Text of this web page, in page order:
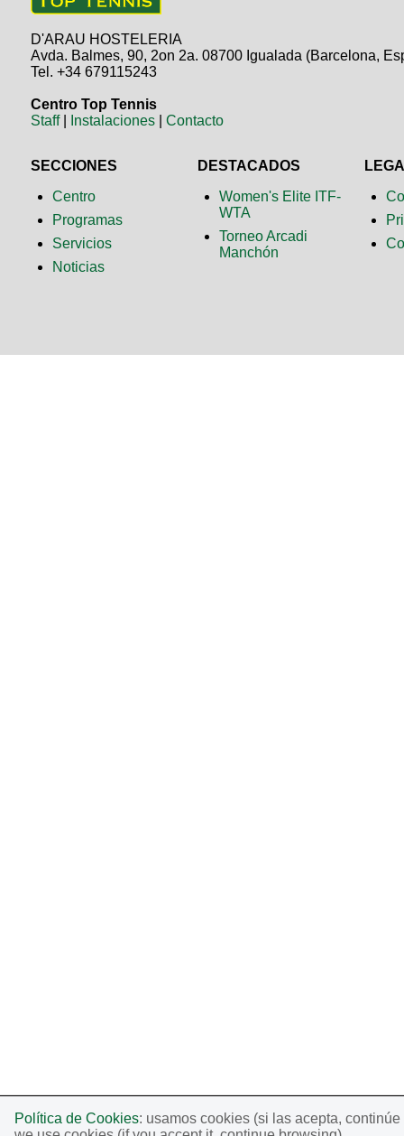
D'ARAU HOSTELERIA
Avda. Balmes, 90, 2on 2a. 08700 Igualada (Barcelona,
Tel. +34 679115243
Centro Top Tennis
Staff| Instalaciones |Contacto
SECCIONES
Centro
Programas
Servicios
Noticias
DESTACADOS
Women's Elite ITF-
WTA
Torneo Arcadi
Manchón
Política de Cookies: usamos cookies (si las acepta,